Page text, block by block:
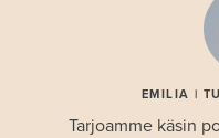
EMILIA |
Tarjoamme käsin